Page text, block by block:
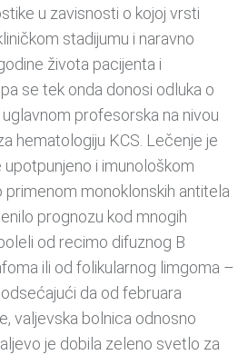
u zavisnosti o kojoj vrsti
stadijumu i naravno
života pacijenta i
se tek onda donosi odluka o
uglavnom profesorska na nivou
hematologiju KCS. Lečenje je
i imunološkom
primenom monoklonskih antitela
prognozu kod mnogih
od recimo difuznog B
ili od folikularnog limgoma –
da od februara
valjevska bolnica odnosno
je dobila zeleno svetlo za